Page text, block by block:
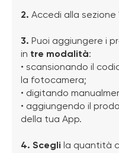
2. Accedi alla sezione
3. Puoi aggiungere i
in tre modalità:
• scansionando il
la fotocamera;
• digitando
• aggiungendo il
della tua App.
4. Scegli la quantità